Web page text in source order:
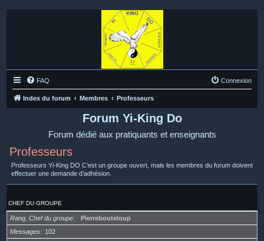
FAQ Connexion
Index du forum Membres Professeurs
Forum Yi-King Do
Forum dédié aux pratiquants et enseignants
Professeurs
Professeurs Yi-King DO C’est un groupe ouvert, mais les membres du forum doivent
effectuer une demande d’adhésion.
CHEF DU GROUPE
Rang, Chef du groupe
Pierrebouteloup
Messages
102